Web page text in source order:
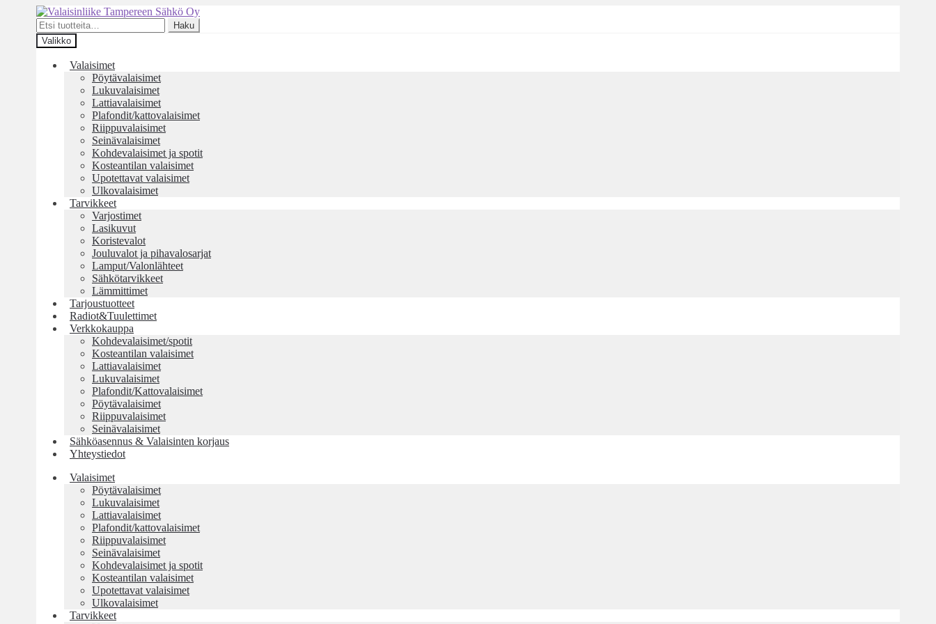
Siirry
navigointiin
Siirry
sisältöön
Etsi:
Haku
Valikko
Valaisimet
Pöytävalaisimet
Lukuvalaisimet
Lattiavalaisimet
Plafondit/kattovalaisimet
Riippuvalaisimet
Seinävalaisimet
Kohdevalaisimet ja spotit
Kosteantilan valaisimet
Upotettavat valaisimet
Ulkovalaisimet
Tarvikkeet
Varjostimet
Lasikuvut
Koristevalot
Jouluvalot ja pihavalosarjat
Lamput/Valonlähteet
Sähkötarvikkeet
Lämmittimet
Tarjoustuotteet
Radiot&Tuulettimet
Verkkokauppa
Kohdevalaisimet/spotit
Kosteantilan valaisimet
Lattiavalaisimet
Lukuvalaisimet
Plafondit/Kattovalaisimet
Pöytävalaisimet
Riippuvalaisimet
Seinävalaisimet
Sähköasennus & Valaisinten korjaus
Yhteystiedot
Valaisimet
Pöytävalaisimet
Lukuvalaisimet
Lattiavalaisimet
Plafondit/kattovalaisimet
Riippuvalaisimet
Seinävalaisimet
Kohdevalaisimet ja spotit
Kosteantilan valaisimet
Upotettavat valaisimet
Ulkovalaisimet
Tarvikkeet